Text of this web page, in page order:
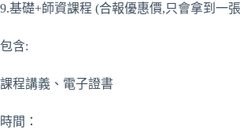
9.基礎+師資課程 (合報優惠價,只會拿到一
包含:
課程講義、電子證書
時間：